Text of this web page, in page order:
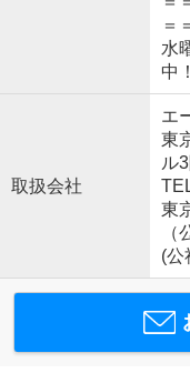
＝
水
中！
取扱会社
エ
東
ル
東
(公